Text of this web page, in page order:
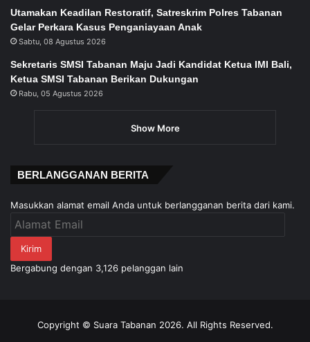
Utamakan Keadilan Restoratif, Satreskrim Polres Tabanan
Gelar Perkara Kasus Penganiayaan Anak
Sabtu, 08 Agustus 2026
Sekretaris SMSI Tabanan Maju Jadi Kandidat Ketua IMI Bali,
Ketua SMSI Tabanan Berikan Dukungan
Rabu, 05 Agustus 2026
Show More
BERLANGGANAN BERITA
Masukkan alamat email Anda untuk berlangganan berita dari kami.
Alamat
Kirim
Bergabung dengan 3,126 pelanggan lain
Copyright © Suara Tabanan 2026. All Rights Reserved.